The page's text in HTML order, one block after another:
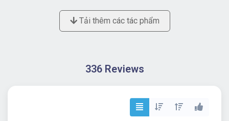
Tải thêm các tác phẩm
336 Reviews